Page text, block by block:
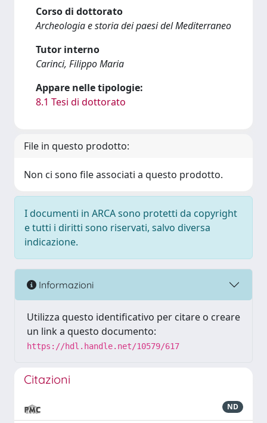
Corso di dottorato
Archeologia e storia dei paesi del Mediterraneo
Tutor interno
Carinci, Filippo Maria
Appare nelle tipologie:
8.1 Tesi di dottorato
File in questo prodotto:
Non ci sono file associati a questo prodotto.
I documenti in ARCA sono protetti da copyright
e tutti i diritti sono riservati, salvo diversa
indicazione.
Informazioni
Utilizza questo identificativo per citare o creare
un link a questo documento:
https://hdl.handle.net/10579/617
Citazioni
ND